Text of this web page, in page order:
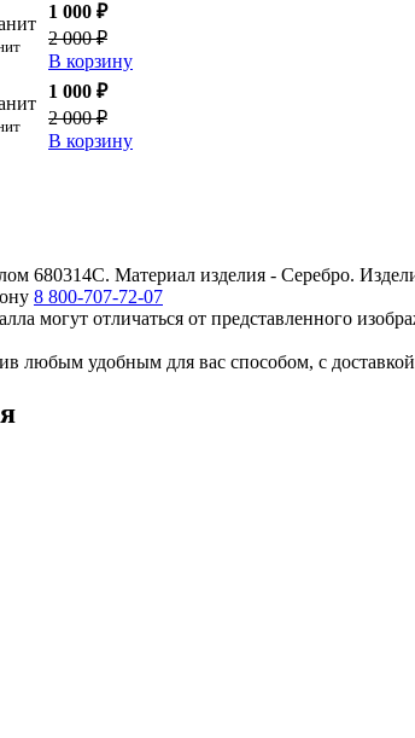
1 000 ₽
2 000 ₽
В корзину
1 000 ₽
2 000 ₽
В корзину
680314С. Материал изделия - Серебро.
8 800-707-72-07
могут отличаться от представленного
любым удобным для вас способом, с